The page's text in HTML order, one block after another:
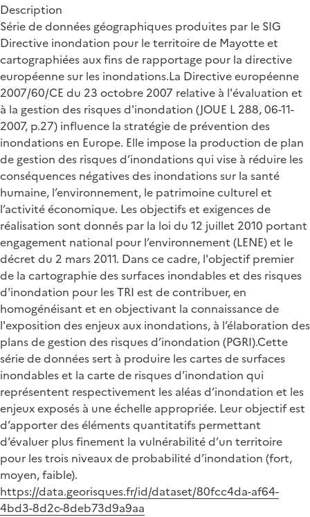
Description
Série de données géographiques produites par le SIG
Directive inondation pour le territoire de Mayotte et
cartographiées aux fins de rapportage pour la directive
européenne sur les inondations.La Directive européenne
2007/60/CE du 23 octobre 2007 relative à l'évaluation et
à la gestion des risques d'inondation (JOUE L 288, 06-11-
2007, p.27) influence la stratégie de prévention des
inondations en Europe. Elle impose la production de plan
de gestion des risques d’inondations qui vise à réduire les
conséquences négatives des inondations sur la santé
humaine, l’environnement, le patrimoine culturel et
l’activité économique. Les objectifs et exigences de
réalisation sont donnés par la loi du 12 juillet 2010 portant
engagement national pour l’environnement (LENE) et le
décret du 2 mars 2011. Dans ce cadre, l'objectif premier
de la cartographie des surfaces inondables et des risques
d'inondation pour les TRI est de contribuer, en
homogénéisant et en objectivant la connaissance de
l'exposition des enjeux aux inondations, à l’élaboration des
plans de gestion des risques d’inondation (PGRI).Cette
série de données sert à produire les cartes de surfaces
inondables et la carte de risques d’inondation qui
représentent respectivement les aléas d’inondation et les
enjeux exposés à une échelle appropriée. Leur objectif est
d’apporter des éléments quantitatifs permettant
d’évaluer plus finement la vulnérabilité d’un territoire
pour les trois niveaux de probabilité d’inondation (fort,
moyen, faible).
https://data.georisques.fr/id/dataset/80fcc4da-af64-
4bd3-8d2c-8deb73d9a9aa